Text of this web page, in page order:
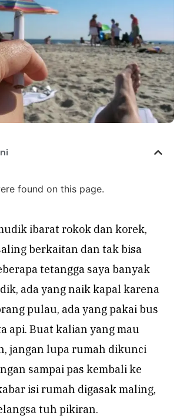
found on this page.
ibarat rokok dan korek,
berkaitan dan tak bisa
tetangga saya banyak
ada yang naik kapal karena
pulau, ada yang pakai bus
api. Buat kalian yang mau
jangan lupa rumah dikunci
sampai pas kembali ke
isi rumah digasak maling,
tuh pikiran.